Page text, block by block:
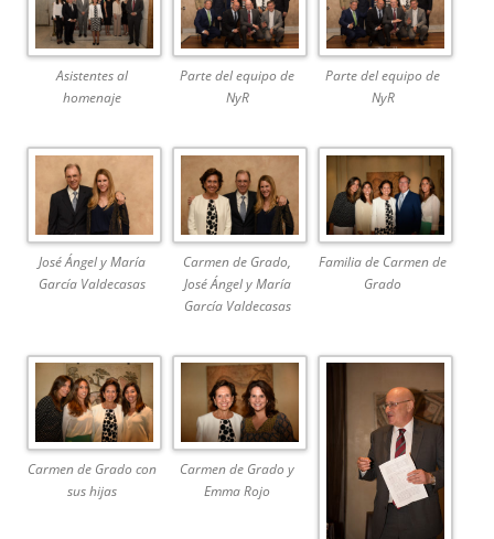
Asistentes al
homenaje
Parte del equipo de
NyR
Parte del equipo de
NyR
José Ángel y María
García Valdecasas
Carmen de Grado,
José Ángel y María
García Valdecasas
Familia de Carmen de
Grado
Carmen de Grado con
sus hijas
Carmen de Grado y
Emma Rojo